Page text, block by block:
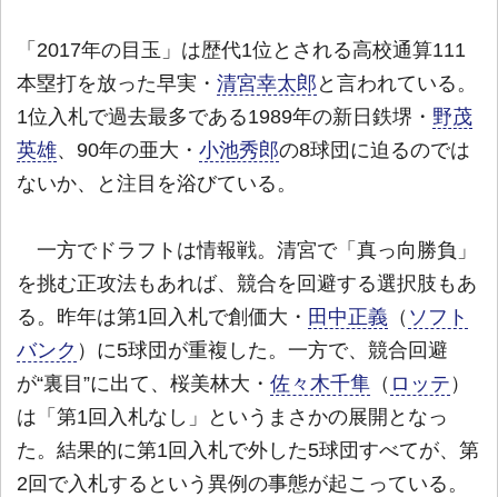
「2017年の目玉」は歴代1位とされる高校通算111
本塁打を放った早実・ 清宮幸太郎 と言われている。
1位入札で過去最多である1989年の新日鉄堺・ 野茂
英雄、90年の亜大・ 小池秀郎の8球団に迫るのでは
ないか、と注目を浴びている。
一方でドラフトは情報戦。清宮で「真っ向勝負」
を挑む正攻法もあれば、競合を回避する選択肢もあ
る。昨年は第1回入札で創価大・ 田中正義 （ ソフト
バンク ）に5球団が重複した。一方で、競合回避
が“裏目”に出て、桜美林大・ 佐々木千隼 （ ロッテ ）
は「第1回入札なし」というまさかの展開となっ
た。結果的に第1回入札で外した5球団すべてが、第
2回で入札するという異例の事態が起こっている。